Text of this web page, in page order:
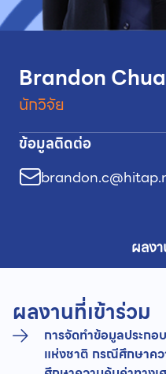
Brandon
นักวิจัย
ข้อมูลติดต่อ
ผลง
ผลงานที่เข้าร่วม
การจัดทำข้อมูลประก
แห่งชาติ กรณีศึกษาคว